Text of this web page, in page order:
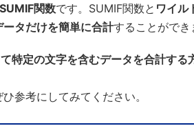
関数です。SUMIF関数と ワイル
タだけを簡単に合計することができ
特定の文字を含むデータを合計する
参考にしてみてください。